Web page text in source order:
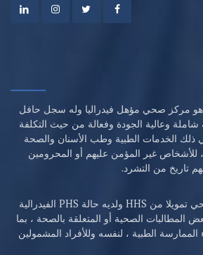
Advantage Health هو مركز صحي مؤهل فيدراليا وله سجل حافل
وعالية الجودة وفعالة من حيث التكلفة
ذلك الخدمات الطبية وطب الأسنان والصحة
، للأشخاص غير المؤمن عليهم أو المحرومين
تاريخ من التشرد.
يتلقى هذا المركز الصحي تمويلا من HHS ولديه حالة PHS الفيدرالية
المطالبات الصحية أو المتعلقة بالصحة ، بما
الطبية ، لنفسه وللأفراد المشمولين